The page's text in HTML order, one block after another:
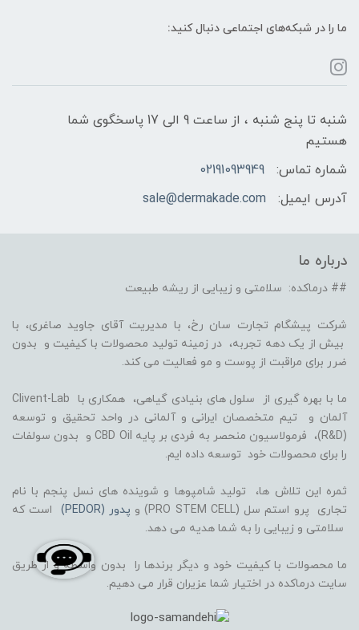
ما را در شبکه‌های اجتماعی دنبال کنید:
شنبه تا پنج شنبه ، از ساعت 9 الی 17 پاسخگوی شما
هستیم
شماره تماس:
02191093949
آدرس ایمیل:
sale@dermakade.com
درباره ما
## درماکده: سلامتی و زیبایی از ریشه طبیعت
شرکت پیشگام تجارت سان رخ، با مدیریت آقای جاوید صاغری، با
بیش از یک دهه تجربه، در زمینه تولید محصولات با کیفیت و بدون
ضرر برای مراقبت از پوست و مو فعالیت می کند.
ما با بهره گیری از سلول های بنیادی گیاهی، همکاری با Clivent-Lab
آلمان و تیم متخصصان ایرانی و آلمانی در واحد تحقیق و توسعه
(R&D)، فرمولاسیون منحصر به فردی بر پایه CBD Oil و بدون سولفات
را برای محصولات خود توسعه داده ایم.
ثمره این تلاش ها، تولید شامپوها و شوینده های نسل پنجم با نام
تجاری پرو استم سل (PRO STEM CELL) و
پدور (PEDOR)
است که
سلامتی و زیبایی را به شما هدیه می دهد.
ما محصولات با کیفیت خود و دیگر برندها را بدون واسطه و از طریق
سایت درماکده در اختیار شما عزیران قرار می دهیم.